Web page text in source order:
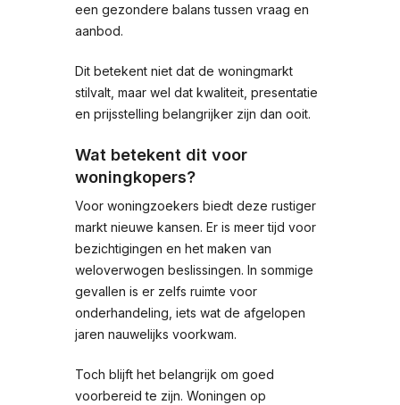
een gezondere balans tussen vraag en
aanbod.
Dit betekent niet dat de woningmarkt
stilvalt, maar wel dat kwaliteit, presentatie
en prijsstelling belangrijker zijn dan ooit.
Wat betekent dit voor
woningkopers?
Voor woningzoekers biedt deze rustiger
markt nieuwe kansen. Er is meer tijd voor
bezichtigingen en het maken van
weloverwogen beslissingen. In sommige
gevallen is er zelfs ruimte voor
onderhandeling, iets wat de afgelopen
jaren nauwelijks voorkwam.
Toch blijft het belangrijk om goed
voorbereid te zijn. Woningen op